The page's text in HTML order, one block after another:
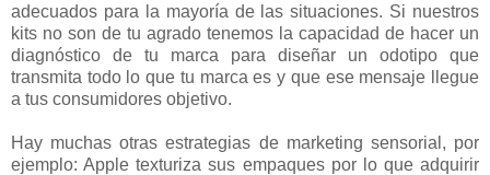
adecuados para la mayoría de las situaciones. Si nuestros
kits no son de tu agrado tenemos la capacidad de hacer un
diagnóstico de tu marca para diseñar un odotipo que
transmita todo lo que tu marca es y que ese mensaje llegue
a tus consumidores objetivo.
Hay muchas otras estrategias de marketing sensorial, por
ejemplo: Apple texturiza sus empaques por lo que adquirir